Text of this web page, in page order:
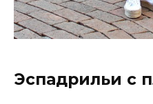
Эспадрильи с